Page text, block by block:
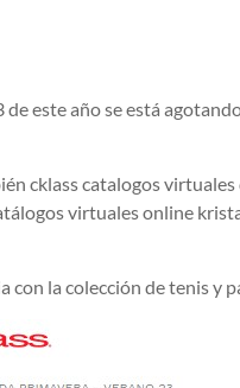
este año se está
cklass catalogos
virtuales online
la colección de tenis y